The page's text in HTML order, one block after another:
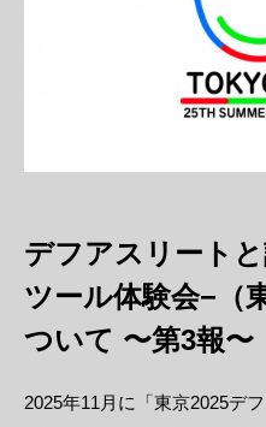
デフアスリート
ツール体験会−（
ついて 〜第3報〜
2025年11月に「東京2025デ